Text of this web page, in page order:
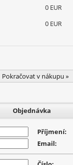
0 EUR
0 EUR
Pokračovat v nákupu »
Objednávka
Příjmení:
Email: